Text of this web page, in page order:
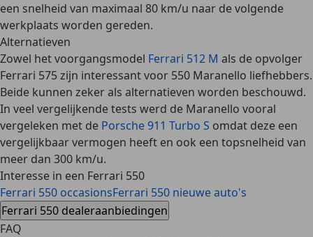
een snelheid van maximaal 80 km/u naar de volgende
werkplaats worden gereden.
Alternatieven
Zowel het voorgangsmodel Ferrari 512 M als de opvolger
Ferrari 575zijn interessant voor 550 Maranello liefhebbers.
Beide kunnen zeker als alternatieven worden beschouwd.
In veel vergelijkende tests werd de Maranello vooral
vergeleken met de Porsche 911 Turbo S omdat deze een
vergelijkbaar vermogen heeft en ook een topsnelheid van
meer dan 300 km/u.
Interesse in een Ferrari 550
Ferrari 550 occasionsFerrari 550 nieuwe auto's
Ferrari 550 dealeraanbiedingen
FAQ